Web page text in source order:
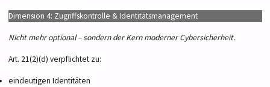
Dimension 4: Zugriffskontrolle & Identitätsmanagement
Nicht mehr optional – sondern der Kern moderner Cybersicherheit.
Art. 21(2)(d) verpflichtet zu:
eindeutigen Identitäten